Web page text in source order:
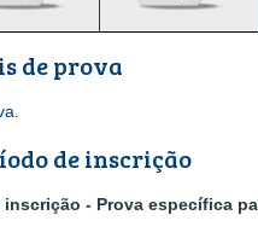
de prova
de inscrição
- Prova específica